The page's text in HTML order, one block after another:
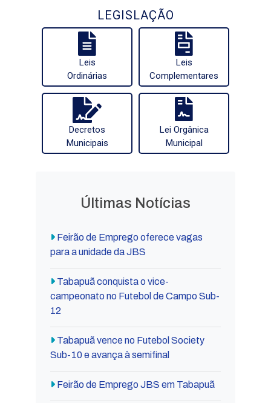
LEGISLAÇÃO
Leis
Ordinárias
Leis
Complementares
Decretos
Municipais
Lei Orgânica
Municipal
Últimas Notícias
Feirão de Emprego oferece vagas
para a unidade da JBS
Tabapuã conquista o vice-
campeonato no Futebol de Campo Sub-
12
Tabapuã vence no Futebol Society
Sub-10 e avança à semifinal
Feirão de Emprego JBS em Tabapuã